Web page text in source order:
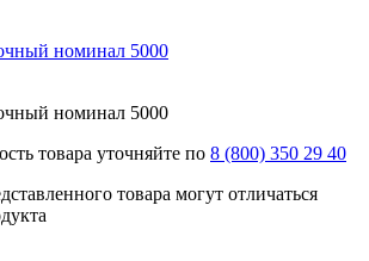
номинал 5000
номинал 5000
товара уточняйте по 8 (800) 350 29 40
товара могут отличаться